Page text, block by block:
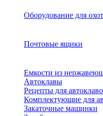
Оборудование для
Почтовые ящики
Емкости из
Автоклавы
Рецепты для
Комплектующие для
Закаточные машинки